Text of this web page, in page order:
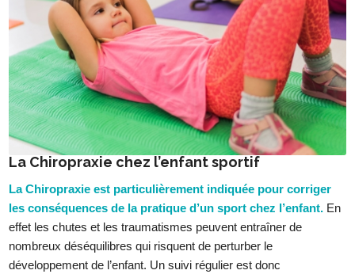
La Chiropraxie chez l’enfant sportif
La Chiropraxie est particulièrement indiquée pour corriger
les conséquences de la pratique d’un sport chez l’enfant. En
effet les chutes et les traumatismes peuvent entraîner de
nombreux déséquilibres qui risquent de perturber le
développement de l’enfant. Un suivi régulier est donc